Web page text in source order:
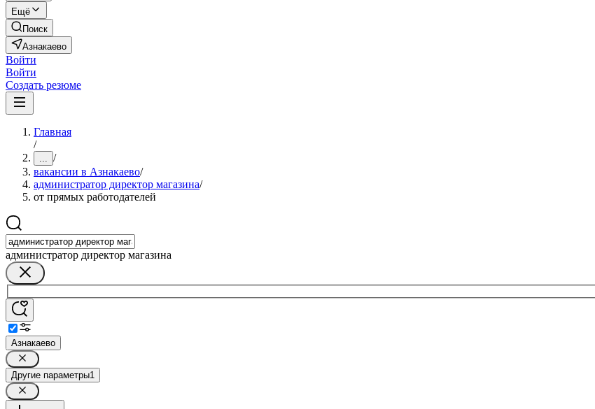
Ещё
Поиск
Азнакаево
Войти
Войти
Создать резюме
Главная
/
... /
вакансии в Азнакаево/
администратор директор магазина/
от прямых работодателей
администратор директор магазина
Азнакаево
Другие параметры1